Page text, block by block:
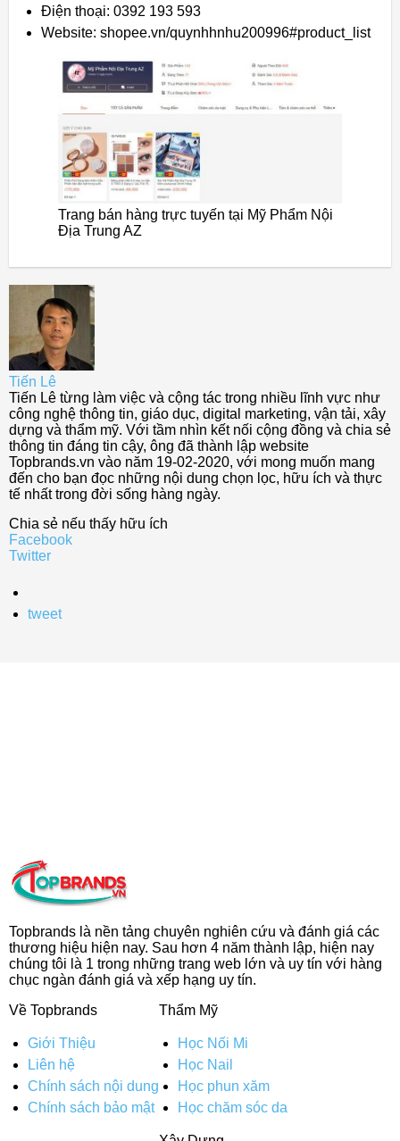
Điện thoại: 0392 193 593
Website: shopee.vn/quynhhnhu200996#product_list
Trang bán hàng trực tuyến tại Mỹ Phẩm Nội
Địa Trung AZ
Tiến Lê
Tiến Lê từng làm việc và cộng tác trong nhiều lĩnh vực như
công nghệ thông tin, giáo dục, digital marketing, vận tải, xây
dựng và thẩm mỹ. Với tầm nhìn kết nối cộng đồng và chia sẻ
thông tin đáng tin cậy, ông đã thành lập website
Topbrands.vn vào năm 19-02-2020, với mong muốn mang
đến cho bạn đọc những nội dung chọn lọc, hữu ích và thực
tế nhất trong đời sống hàng ngày.
Chia sẻ nếu thấy hữu ích
Facebook
Twitter
tweet
Topbrands là nền tảng chuyên nghiên cứu và đánh giá các
thương hiệu hiện nay. Sau hơn 4 năm thành lập, hiện nay
chúng tôi là 1 trong những trang web lớn và uy tín với hàng
chục ngàn đánh giá và xếp hạng uy tín.
Về Topbrands
Giới Thiệu
Liên hệ
Chính sách nội dung
Chính sách bảo mật
Thẩm Mỹ
Học Nối Mi
Học Nail
Học phun xăm
Học chăm sóc da